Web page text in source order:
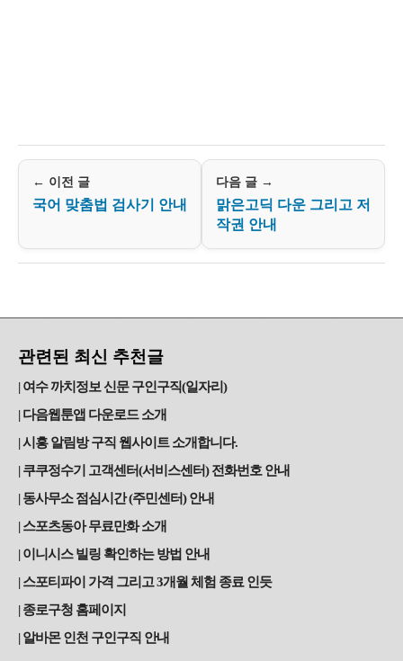
← 이전 글
국어 맞춤법 검사기 안내
다음 글 →
맑은고딕 다운 그리고 저
작권 안내
관련된 최신 추천글
여수 까치정보 신문 구인구직(일자리)
다음웹툰앱 다운로드 소개
시흥 알림방 구직 웹사이트 소개합니다.
쿠쿠정수기 고객센터(서비스센터) 전화번호 안내
동사무소 점심시간 (주민센터) 안내
스포츠동아 무료만화 소개
이니시스 빌링 확인하는 방법 안내
스포티파이 가격 그리고 3개월 체험 종료 인듯
종로구청 홈페이지
알바몬 인천 구인구직 안내